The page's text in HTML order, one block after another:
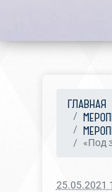
ГЛАВНАЯ
«Под
25.05.2021